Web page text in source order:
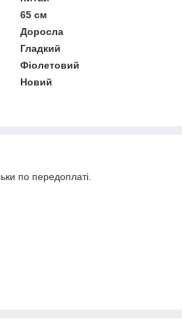
65 см
Доросла
Гладкий
Фіолетовий
Новий
по передоплаті.